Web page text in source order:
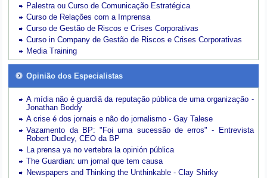
Palestra ou Curso de Comunicação Estratégica
Curso de Relações com a Imprensa
Curso de Gestão de Riscos e Crises Corporativas
Curso in Company de Gestão de Riscos e Crises Corporativas
Media Training
Opinião dos Especialistas
A mídia não é guardiã da reputação pública de uma organização -
Jonathan Boddy
A crise é dos jornais e não do jornalismo - Gay Talese
Vazamento da BP: "Foi uma sucessão de erros" - Entrevista
Robert Dudley, CEO da BP
La prensa ya no vertebra la opinión pública
The Guardian: um jornal que tem causa
Newspapers and Thinking the Unthinkable - Clay Shirky